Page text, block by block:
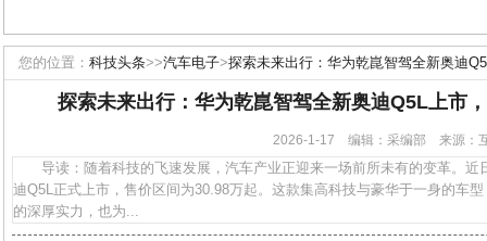
您的位置： 科技头条>>汽车电子>探索未来出行：华为乾崑智驾全新奥迪
探索未来出行：华为乾崑智驾全新奥迪Q5L上市
2026-1-17 编辑：采编部 来源
导读：随着科技的飞速发展，汽车产业正迎来一场前所未有的变革。近
迪Q5L正式上市，售价区间为30.98万起。这款集高科技与豪华于一身的车
的深厚实力，也为...